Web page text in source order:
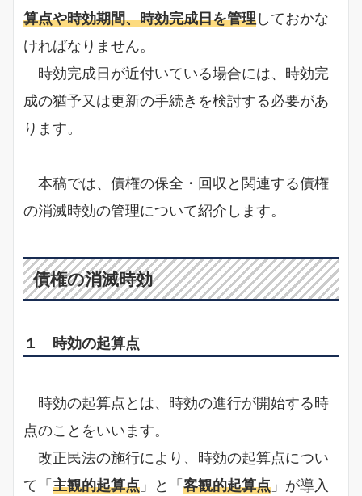
算点や時効期間、時効完成日を管理しておかな
ければなりません。
時効完成日が近付いている場合には、時効完
成の猶予又は更新の手続きを検討する必要があ
ります。
本稿では、債権の保全・回収と関連する債権
の消滅時効の管理について紹介します。
債権の消滅時効
１ 時効の起算点
時効の起算点とは、時効の進行が開始する時
点のことをいいます。
改正民法の施行により、時効の起算点につい
て「主観的起算点 」と「客観的起算点 」が導入